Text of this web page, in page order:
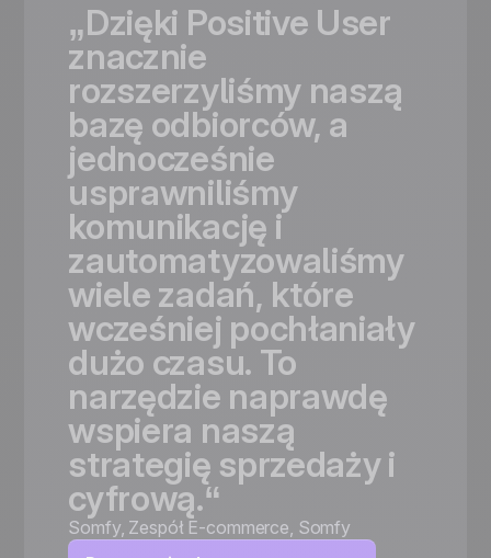
„Dzięki Positive User
znacznie
rozszerzyliśmy naszą
bazę odbiorców, a
jednocześnie
usprawniliśmy
komunikację i
zautomatyzowaliśmy
wiele zadań, które
wcześniej pochłaniały
dużo czasu. To
narzędzie naprawdę
wspiera naszą
strategię sprzedażyi
cyfrową.“
Somfy, Zespół E-commerce, Somfy